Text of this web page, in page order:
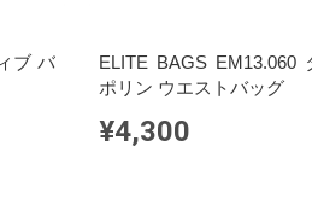
ブ バ
ELITE BAGS EM13.060
ポリン ウエストバッグ
¥4,300